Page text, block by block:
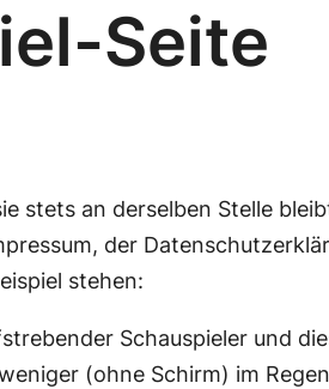
Seite
stets an derselben Stelle
der
stehen:
Schauspieler und
(ohne Schirm) im